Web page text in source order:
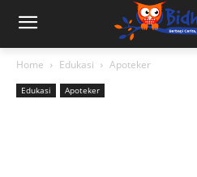
Home Edukasi Apoteker
Edukasi Apoteker